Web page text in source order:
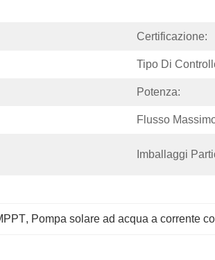
Certificazione:
Tipo Di
Potenza:
Flusso
Imballaggi
, Pompa solare ad acqua a corrente